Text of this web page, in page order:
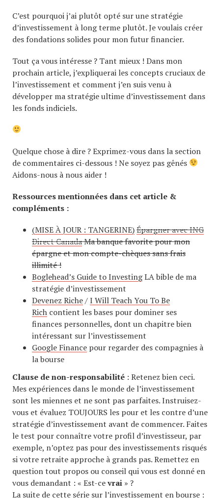
C’est pourquoi j’ai plutôt opté sur une stratégie
d’investissement à long terme plutôt. Je voulais créer
des fondations solides pour mon futur financier.
Tout ça vous intéresse ? Tant mieux ! Dans mon
prochain article, j’expliquerai les concepts cruciaux de
l’investissement et comment j’en suis venu à
développer ma stratégie ultime d’investissement dans
les fonds indiciels.
Quelque chose à dire ? Exprimez-vous dans la section
de commentaires ci-dessous ! Ne soyez pas gênés
Aidons-nous à nous aider !
Ressources mentionnées dans cet article &
compléments :
(MISE À JOUR : TANGERINE)Épargner avec ING
Direct CanadaMa banque favorite pour mon
épargne et mon compte-chèques sans frais
illimité !
Boglehead’s Guide to InvestingLA bible de ma
stratégie d’investissement
Devenez Riche/I Will Teach You To Be
Rich contient les bases pour dominer ses
finances personnelles, dont un chapitre bien
intéressant sur l’investissement
Google Finance pour regarder des compagnies à
la bourse
Clause de non-responsabilité : Retenez bien ceci.
Mes expériences dans le monde de l’investissement
sont les miennes et ne sont pas parfaites. Instruisez-
vous et évaluez TOUJOURS les pour et les contre d’une
stratégie d’investissement avant de commencer. Faites
le test pour connaître votre profil d’investisseur, par
exemple, n’optez pas pour des investissements risqués
si votre retraite approche à grands pas. Remettez en
question tout propos ou conseil qui vous est donné en
vous demandant : « Est-cevrai » ?
La suite de cette série sur l’investissement en bourse :